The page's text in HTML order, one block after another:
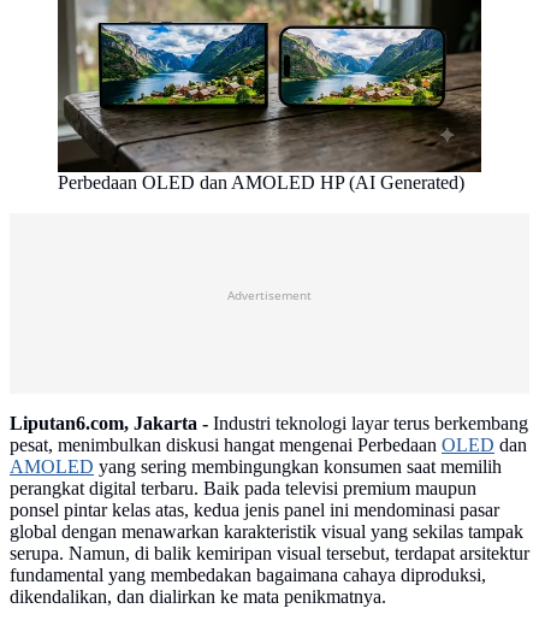
Perbedaan OLED dan AMOLED HP (AI Generated)
Advertisement
Liputan6.com, Jakarta - Industri teknologi layar terus berkembang
pesat, menimbulkan diskusi hangat mengenai Perbedaan OLED dan
AMOLED yang sering membingungkan konsumen saat memilih
perangkat digital terbaru. Baik pada televisi premium maupun
ponsel pintar kelas atas, kedua jenis panel ini mendominasi pasar
global dengan menawarkan karakteristik visual yang sekilas tampak
serupa. Namun, di balik kemiripan visual tersebut, terdapat arsitektur
fundamental yang membedakan bagaimana cahaya diproduksi,
dikendalikan, dan dialirkan ke mata penikmatnya.